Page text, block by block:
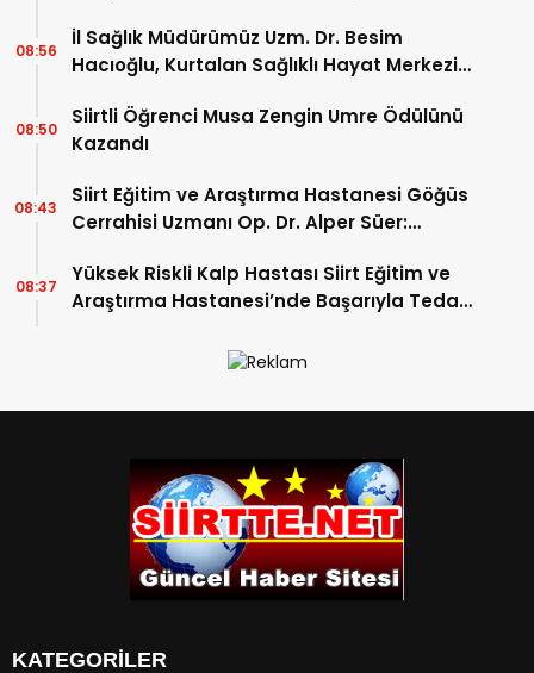
İl Sağlık Müdürümüz Uzm. Dr. Besim
Hacıoğlu, Kurtalan Sağlıklı Hayat Merkezini
08:56
Siirtli Öğrenci Musa Zengin Umre Ödülünü
Kazandı
08:50
Siirt Eğitim ve Araştırma Hastanesi Göğüs
Cerrahisi Uzmanı Op. Dr. Alper Süer:
Anlamına Gelmez”
08:43
Yüksek Riskli Kalp Hastası Siirt Eğitim ve
Araştırma Hastanesi’nde Başarıyla Tedavi
08:37
KATEGORİLER